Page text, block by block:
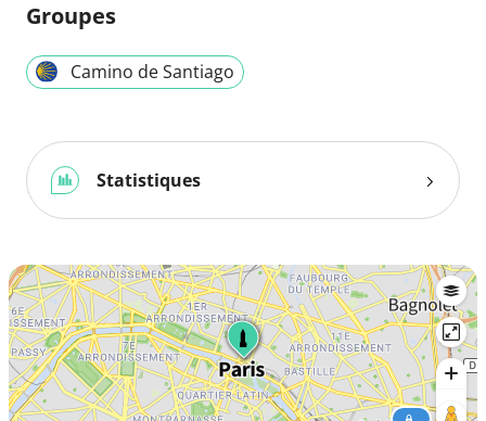
Groupes
Camino de Santiago
Statistiques